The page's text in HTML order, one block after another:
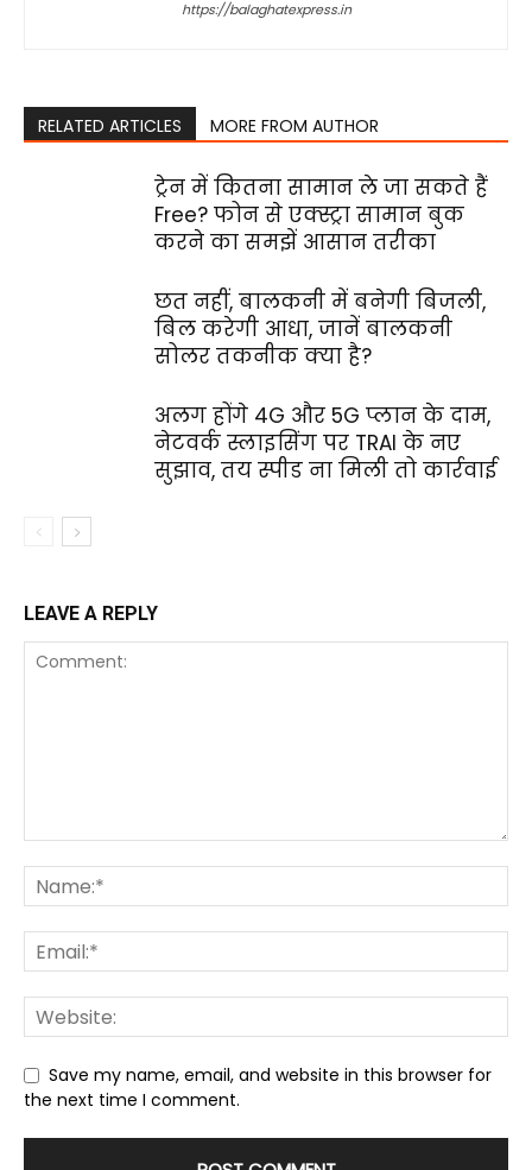
https://balaghatexpress.in
RELATED ARTICLES MORE FROM AUTHOR
ट्रेन में कितना सामान ले जा सकते हैं
Free? फोन से एक्स्ट्रा सामान बुक
करने का समझें आसान तरीका
छत नहीं, बालकनी में बनेगी बिजली,
बिल करेगी आधा, जानें बालकनी
सोलर तकनीक क्या है?
अलग होंगे 4G और 5G प्लान के दाम,
नेटवर्क स्लाइसिंग पर TRAI के नए
सुझाव, तय स्पीड ना मिली तो कार्रवाई
LEAVE A REPLY
Save my name, email, and website in this browser for
the next time I comment.